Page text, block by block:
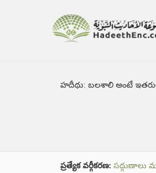
హదీథు:బలశాలి అంటే
ప్రత్యేక వర్గీకరణ: సద్గుణాలు